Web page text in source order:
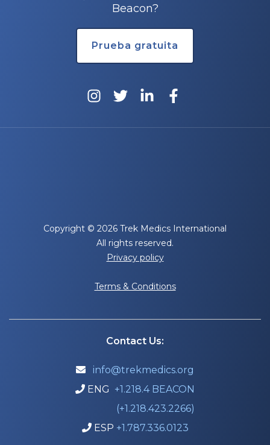
Beacon?
Prueba gratuita
Copyright © 2026 Trek Medics International
All rights reserved.
Privacy policy
Terms & Conditions
Contact Us:
 info@trekmedics.org
 ENG +1.218.4 BEACON
(+1.218.423.2266)
 ESP +1.787.336.0123